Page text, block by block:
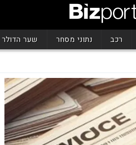
רכב נתוני מסחר שער הדולר